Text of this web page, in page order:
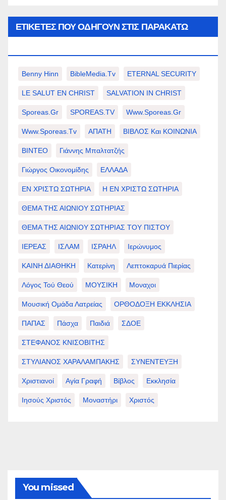
ΕΤΙΚΈΤΕΣ ΠΟΥ ΟΔΗΓΟΎΝ ΣΤΙΣ ΠΑΡΑΚΆΤΩ
Benny Hinn BibleMedia.tv ETERNAL SECURITY
LE SALUT EN CHRIST SALVATION IN CHRIST
Sporeas.gr SPOREAS.TV Www.sporeas.gr
Www.sporeas.tv ΑΠΑΤΗ ΒΙΒΛΟΣ Και ΚΟΙΝΩΝΙΑ
ΒΙΝΤΕΟ Γιάννης Μπαλτατζής
Γιώργος Οικονομίδης ΕΛΛΑΔΑ
ΕΝ ΧΡΙΣΤΩ ΣΩΤΗΡΙΑ Η ΕΝ ΧΡΙΣΤΩ ΣΩΤΗΡΙΑ
ΘΕΜΑ ΤΗΣ ΑΙΩΝΙΟΥ ΣΩΤΗΡΙΑΣ
ΘΕΜΑ ΤΗΣ ΑΙΩΝΙΟΥ ΣΩΤΗΡΙΑΣ ΤΟΥ ΠΙΣΤΟΥ
ΙΕΡΕΑΣ ΙΣΛΑΜ ΙΣΡΑΗΛ Ιερώνυμος
ΚΑΙΝΗ ΔΙΑΘΗΚΗ Κατερίνη Λεπτοκαρυά Πιερίας
Λόγος Τού Θεού ΜΟΥΣΙΚΗ Μοναχοι
Μουσική Ομάδα Λατρείας ΟΡΘΟΔΟΞΗ ΕΚΚΛΗΣΙΑ
ΠΑΠΑΣ Πάσχα Παιδιά ΣΔΟΕ
ΣΤΕΦΑΝΟΣ ΚΝΙΣΟΒΙΤΗΣ
ΣΤΥΛΙΑΝΟΣ ΧΑΡΑΛΑΜΠΑΚΗΣ ΣΥΝΕΝΤΕΥΞΗ
Χριστιανοί Αγία Γραφή Βίβλος Εκκλησία
Ιησούς Χριστός Μοναστήρι Χριστός
You missed